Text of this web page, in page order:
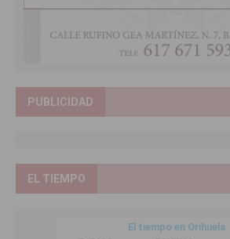
PUBLICIDAD
EL TIEMPO